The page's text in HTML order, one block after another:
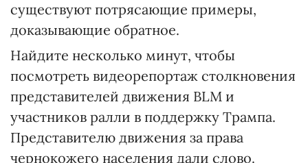
существуют потрясающие примеры,
доказывающие обратное.
Найдите несколько минут, чтобы
посмотреть видеорепортаж столкновения
представителей движения BLM и
участников ралли в поддержку Трампа.
Представителю движения за права
чернокожего населения дали слово.